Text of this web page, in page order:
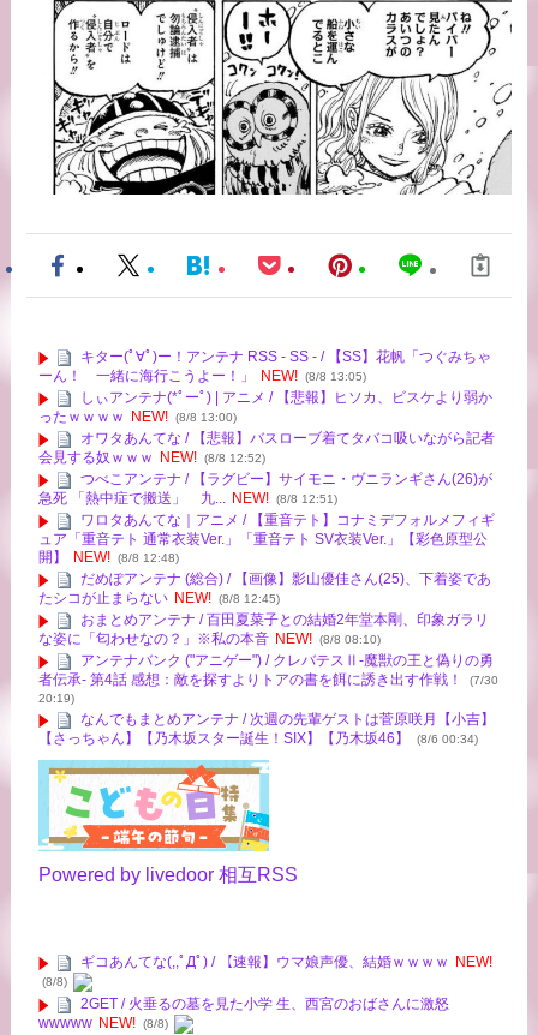
キター(ﾟ∀ﾟ)ー！アンテナ RSS - SS - / 【SS】花帆「つぐみちゃ
ーん！ 一緒に海行こうよー！」
NEW! (8/8 13:05)
しぃアンテナ(*ﾟーﾟ) | アニメ / 【悲報】ヒソカ、ビスケより弱か
ったｗｗｗｗ
NEW! (8/8 13:00)
オワタあんてな / 【悲報】バスローブ着てタバコ吸いながら記者
会見する奴ｗｗｗ
NEW! (8/8 12:52)
つべこアンテナ / 【ラグビー】サイモニ・ヴニランギさん(26)が
急死 「熱中症で搬送」 九... NEW! (8/8 12:51)
ワロタあんてな｜アニメ / 【重音テト】コナミデフォルメフィギ
ュア「重音テト 通常衣装Ver.」「重音テト SV衣装Ver.」【彩色原型公
開】
NEW! (8/8 12:48)
だめぽアンテナ (総合) / 【画像】影山優佳さん(25)、下着姿であ
たシコが止まらない NEW! (8/8 12:45)
おまとめアンテナ / 百田夏菜子との結婚2年堂本剛、印象ガラリ
な姿に「匂わせなの？」※私の本音 NEW! (8/8 08:10)
アンテナバンク ("アニゲー") / クレバテスⅡ-魔獣の王と偽りの勇
者伝承- 第4話 感想：敵を探すよりトアの書を餌に誘き出す作戦！
(7/30
20:19)
なんでもまとめアンテナ / 次週の先輩ゲストは菅原咲月【小吉】
【さっちゃん】【乃木坂スター誕生！SIX】【乃木坂46】
(8/6 00:34)
Powered by livedoor 相互RSS
ギコあんてな(,,ﾟДﾟ) / 【速報】ウマ娘声優、結婚ｗｗｗｗ NEW!
(8/8)
2GET / 火垂るの墓を見た小学 生、西宮のおばさんに激怒
wwwww NEW! (8/8)